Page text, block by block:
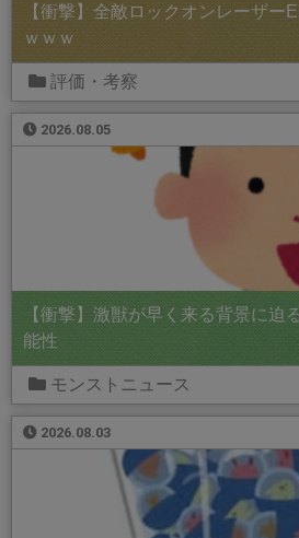
【衝撃】全敵ロックオンレーザー
ｗｗｗ
評価・考察
2026.08.05
【衝撃】激獣が早く来る背景に迫
能性
モンストニュース
2026.08.03